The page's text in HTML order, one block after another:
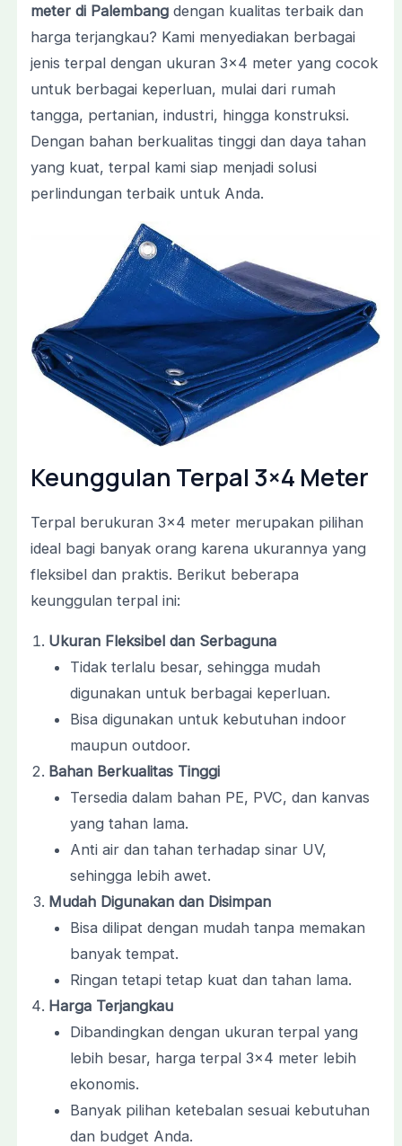
meter di Palembangdengan kualitas terbaik dan
harga terjangkau? Kami menyediakan berbagai
jenis terpal dengan ukuran 3×4 meter yang cocok
untuk berbagai keperluan, mulai dari rumah
tangga, pertanian, industri, hingga konstruksi.
Dengan bahan berkualitas tinggi dan daya tahan
yang kuat, terpal kami siap menjadi solusi
perlindungan terbaik untuk Anda.
Keunggulan Terpal 3×4 Meter
Terpal berukuran 3×4 meter merupakan pilihan
ideal bagi banyak orang karena ukurannya yang
fleksibel dan praktis. Berikut beberapa
keunggulan terpal ini:
Ukuran Fleksibel dan Serbaguna
Tidak terlalu besar, sehingga mudah
digunakan untuk berbagai keperluan.
Bisa digunakan untuk kebutuhan indoor
maupun outdoor.
Bahan Berkualitas Tinggi
Tersedia dalam bahan PE, PVC, dan kanvas
yang tahan lama.
Anti air dan tahan terhadap sinar UV,
sehingga lebih awet.
Mudah Digunakan dan Disimpan
Bisa dilipat dengan mudah tanpa memakan
banyak tempat.
Ringan tetapi tetap kuat dan tahan lama.
Harga Terjangkau
Dibandingkan dengan ukuran terpal yang
lebih besar, harga terpal 3×4 meter lebih
ekonomis.
Banyak pilihan ketebalan sesuai kebutuhan
dan budget Anda.